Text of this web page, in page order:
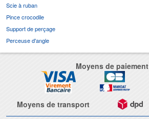
Scie à ruban
Pince crocodile
Support de perçage
Perceuse d'angle
Moyens de paiement
Moyens de transport